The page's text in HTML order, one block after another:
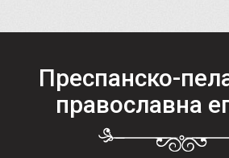
Преспанско-
православна